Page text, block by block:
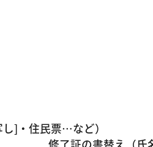
]・住民票…など）